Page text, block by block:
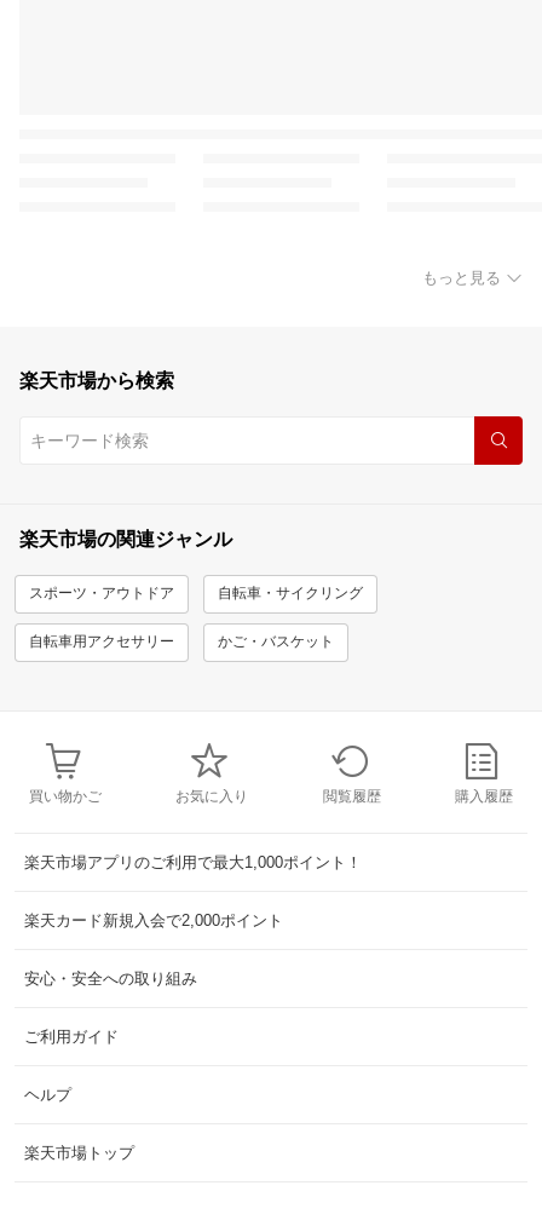
もっと見る
楽天市場から検索
楽天市場の関連ジャンル
スポーツ・アウトドア 自転車・サイクリング
自転車用アクセサリー かご・バスケット
買い物かご お気に入り 閲覧履歴 購入履歴
楽天市場アプリのご利用で最大1,000ポイント！
楽天カード新規入会で2,000ポイント
安心・安全への取り組み
ご利用ガイド
ヘルプ
楽天市場トップ